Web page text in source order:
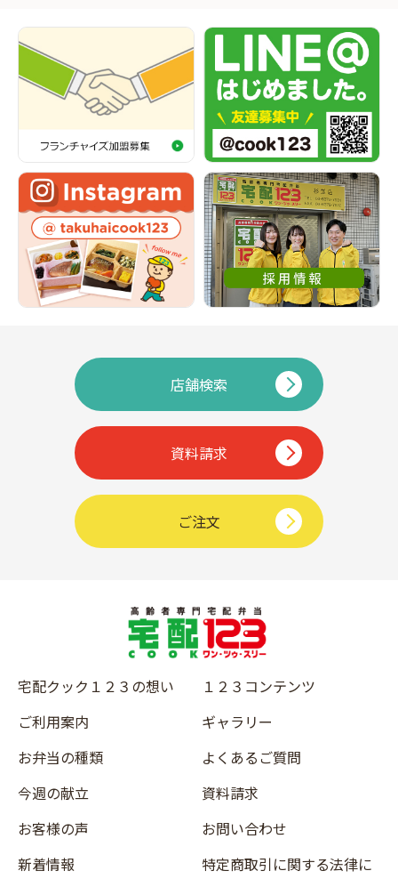
店舗検索
資料請求
ご注文
宅配クック１２３の想い
ご利用案内
お弁当の種類
今週の献立
お客様の声
新着情報
１２３コンテンツ
ギャラリー
よくあるご質問
資料請求
お問い合わせ
特定商取引に関する法律に